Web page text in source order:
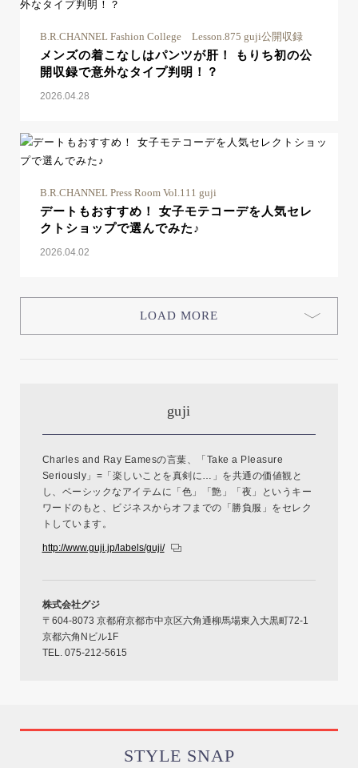
B.R.CHANNEL Fashion College Lesson.875 guji公開収録
メンズの着こなしはパンツが肝！ もりち初の公
開収録で意外なタイプ判明！？
2026.04.28
B.R.CHANNEL Press Room Vol.111 guji
デートもおすすめ！ 女子モテコーデを人気セレ
クトショップで選んでみた♪
2026.04.02
LOAD MORE
guji
Charles and Ray Eamesの言葉、「Take a Pleasure
Seriously」=「楽しいことを真剣に…」を共通の価値観と
し、ベーシックなアイテムに「色」「艶」「夜」というキー
ワードのもと、ビジネスからオフまでの「勝負服」をセレク
トしています。
http://www.guji.jp/labels/guji/
株式会社グジ
〒604-8073 京都府京都市中京区六角通柳馬場東入大黒町72-1
京都六角Nビル1F
TEL. 075-212-5615
STYLE SNAP